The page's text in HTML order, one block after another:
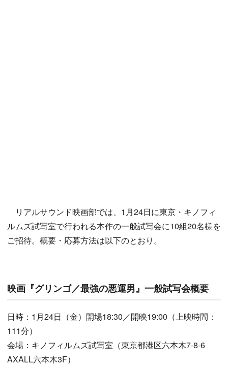
リアルサウンド映画部では、1月24日に東京・キノフィ
ルムズ試写室で行われる本作の一般試写会に10組20名様を
ご招待。概要・応募方法は以下のとおり。
映画『グリンゴ／最強の悪運男』一般試写会概要
日時：1月24日（金）開場18:30／開映19:00（上映時間：
111分）
会場：キノフィルムズ試写室（東京都港区六本木7-8-6
AXALL六本木3F）